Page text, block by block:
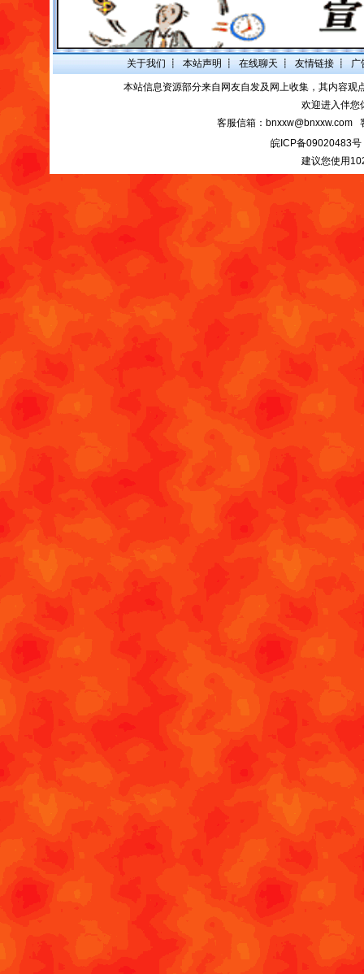
关于我们 ┋ 本站声明 ┋ 在线聊天 ┋ 友情链接 ┋ 广
本站信息资源部分来自网友自发及网上收集，其内容
欢迎进入伴您
客服信箱：bnxxw@bnxxw.com
皖ICP备09020483号
建议您使用